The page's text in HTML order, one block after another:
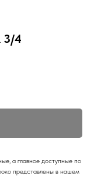
3/4
а главное доступные по
представлены в нашем